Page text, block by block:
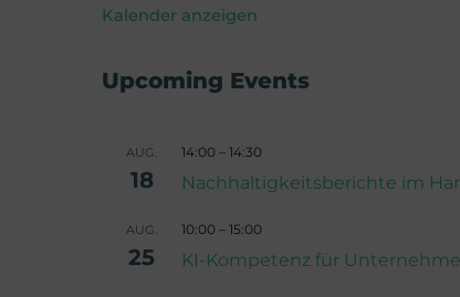
Kalender anzeigen
Upcoming Events
AUG.
18
14:00 – 14:30
Nachhaltigkeitsberichte im
AUG.
25
10:00 – 15:00
KI-Kompetenz für